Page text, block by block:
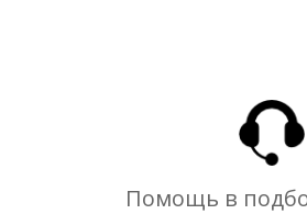
Помощь в